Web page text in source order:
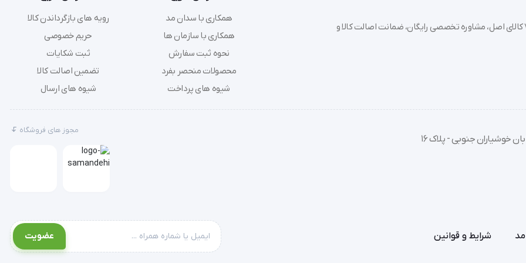
خرید تجهیزات پزشکی عمده و جزئی با بهترین قیمت از سدان مد؛ بیش از 7000 کالای اصل، مشاوره تخصصی رایگان، ضمانت اصالت کالا و
همکاری با سدان مد
همکاری با سازمان ها
نحوه ثبت سفارش
محصولات منحصر بفرد
شیوه های پرداخت
رویه های بازگرداندن کالا
حریم خصوصی
ثبت شکایات
تضمین اصالت کالا
شیوه های ارسال
خوشیاران جنوبی - پلاک 16
مجوز های فروشگاه
شرایط و قوانین عضویت